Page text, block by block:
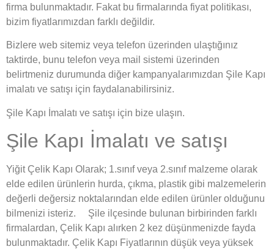
firma bulunmaktadır. Fakat bu firmalarında fiyat politikası,
bizim fiyatlarımızdan farklı değildir.
Bizlere web sitemiz veya telefon üzerinden ulaştığınız
taktirde, bunu telefon veya mail sistemi üzerinden
belirtmeniz durumunda diğer kampanyalarımızdan Şile Kapı
imalatı ve satışı için faydalanabilirsiniz.
Şile Kapı İmalatı ve satışı için bize ulaşın.
Şile Kapı İmalatı ve satışı
Yiğit Çelik Kapı Olarak; 1.sınıf veya 2.sınıf malzeme olarak
elde edilen ürünlerin hurda, çıkma, plastik gibi malzemelerin
değerli değersiz noktalarından elde edilen ürünler olduğunu
bilmenizi isteriz. Şile ilçesinde bulunan birbirinden farklı
firmalardan, Çelik Kapı alırken 2 kez düşünmenizde fayda
bulunmaktadır. Çelik Kapı Fiyatlarının düşük veya yüksek